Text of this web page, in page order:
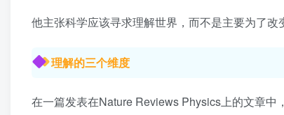
他主张科学应该寻求理解世界，而不是主要为了改
理解的三个维度
在一篇发表在Nature Reviews Physics上的文章